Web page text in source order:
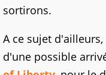
sortirons.
A ce sujet
d'une possible